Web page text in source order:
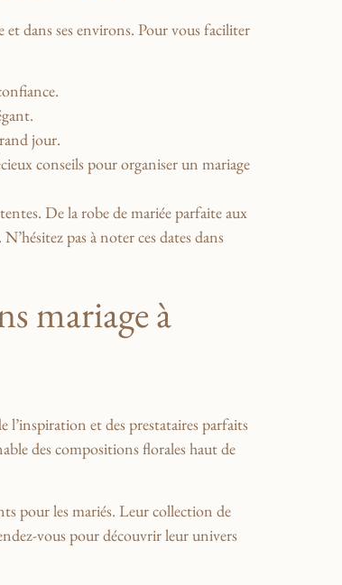
dans ses environs. Pour vous faciliter
jour.
‌conseils ⁢pour organiser un mariage
De la robe de mariée parfaite aux
pas à noter ces dates dans⁤
‌mariage à
l’inspiration et‌ des prestataires⁣ parfaits
⁣des compositions florales haut de
pour les mariés. Leur collection de
vous pour⁤ découvrir leur‍ univers